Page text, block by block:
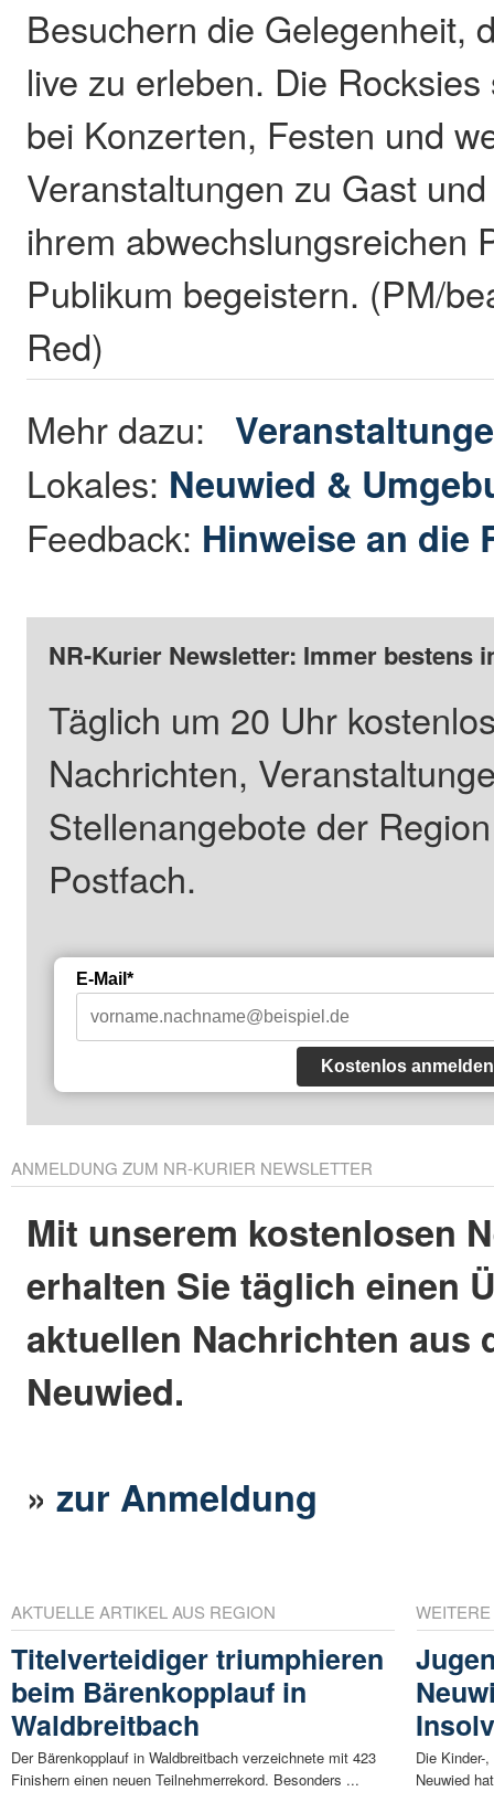
Besuchern die Gelegenheit,
live zu erleben. Die
bei Konzerten, Festen und
Veranstaltungen zu Gast
ihrem abwechslungsreichen
Publikum begeistern. (PM/
Red)
Mehr dazu:
Lokales: Neuwied &
Feedback: Hinweise an die
NR-Kurier Newsletter: Immer bestens
Täglich um 20 Uhr
Nachrichten,
Stellenangebote der
Postfach.
E-Mail*
Kostenlos anmelden
ANMELDUNG ZUM NR-KURIER NEWSLETTER
Mit unserem kostenlosen
erhalten Sie täglich einen
aktuellen Nachrichten aus
Neuwied.
»zur Anmeldung
AKTUELLE ARTIKEL AUS REGION
Titelverteidiger triumphieren
beim Bärenkopplauf in
Waldbreitbach
Der Bärenkopplauf in Waldbreitbach verzeichnete mit 423
Finishern einen neuen Teilnehmerrekord. Besonders ...
Die Kinder-
Neuwied